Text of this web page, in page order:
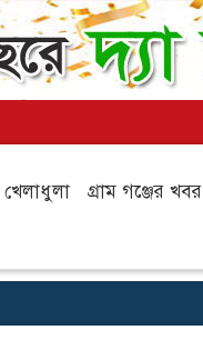
খেলাধুলা গ্রাম গঞ্জের খবর